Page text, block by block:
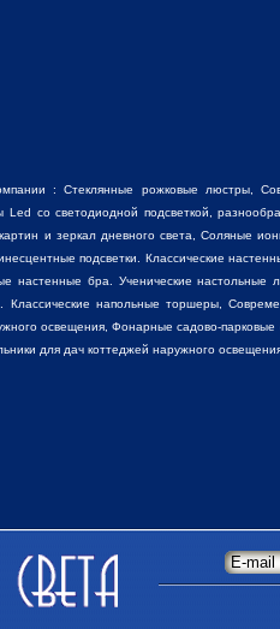
:Стеклянные рожковые люстры,
Led со светодиодной подсветкой,
и зеркал дневного света, Соляные
подсветки. Классические
настенные бра . Ученические
Классические напольные торшеры ,
освещения, Фонарные садово-
для дач коттеджей наружного